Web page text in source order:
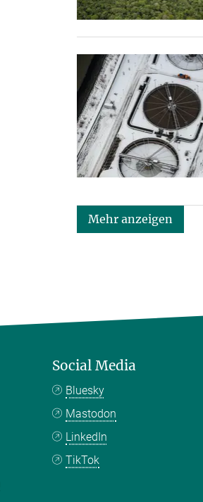
Mehr anzeigen
Social Media
Bluesky
Mastodon
LinkedIn
TikTok